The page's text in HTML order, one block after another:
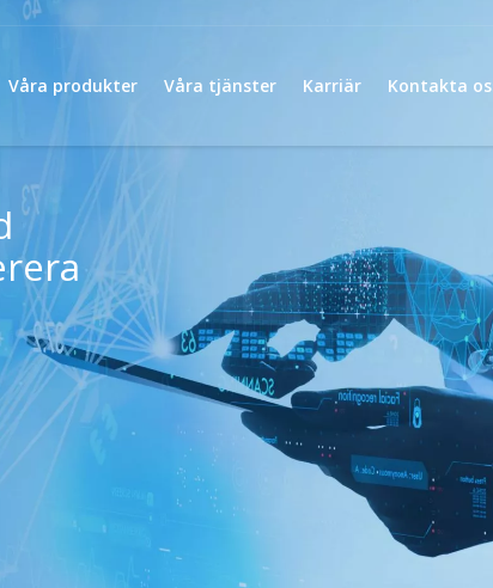
Våra produkter Våra tjänster Karriär Kontakta